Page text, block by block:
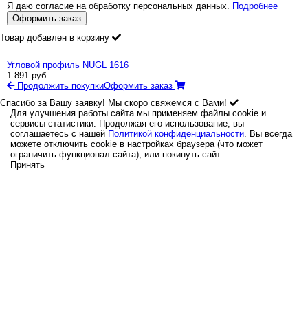
Я даю согласие на обработку персональных данных. Подробнее
Оформить заказ
Товар добавлен в корзину
Угловой профиль NUGL 1616
1 891 руб.
Продолжить покупкиОформить заказ
Спасибо за Вашу заявку! Мы скоро свяжемся с Вами!
Для улучшения работы сайта мы применяем файлы cookie и
сервисы статистики. Продолжая его использование, вы
соглашаетесь с нашей Политикой конфиденциальности. Вы всегда
можете отключить cookie в настройках браузера (что может
ограничить функционал сайта), или покинуть сайт.
Принять